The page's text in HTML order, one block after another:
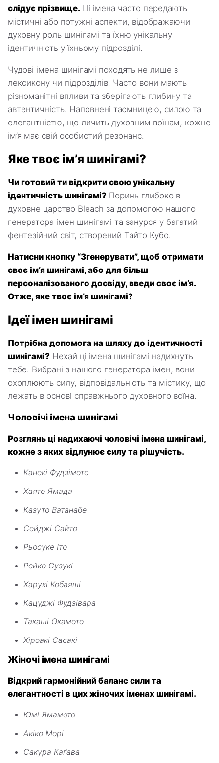
слідує прізвище. Ці імена часто передають
містичні або потужні аспекти, відображаючи
духовну роль шинігамі та їхню унікальну
ідентичність у їхньому підрозділі.
Чудові імена шинігамі походять не лише з
лексикону чи підрозділів. Часто вони мають
різноманітні впливи та зберігають глибину та
автентичність. Наповнені таємницею, силою та
елегантністю, що личить духовним воїнам, кожне
ім’я має свій особистий резонанс.
Яке твоє ім’я шинігамі?
Чи готовий ти відкрити свою унікальну
ідентичність шинігамі? Поринь глибоко в
духовне царство Bleach за допомогою нашого
генератора імен шинігамі та занурся у багатий
фентезійний світ, створений Тайто Кубо.
Натисни кнопку “Згенерувати”, щоб отримати
своє ім’я шинігамі, або для більш
персоналізованого досвіду, введи своє ім’я.
Отже, яке твоє ім’я шинігамі?
Ідеї імен шинігамі
Потрібна допомога на шляху до ідентичності
шинігамі? Нехай ці імена шинігамі надихнуть
тебе. Вибрані з нашого генератора імен, вони
охоплюють силу, відповідальність та містику, що
лежать в основі справжнього духовного воїна.
Чоловічі імена шинігамі
Розглянь ці надихаючі чоловічі імена шинігамі,
кожне з яких відлунює силу та рішучість.
Канекі Фудзімото
Хаято Ямада
Казуто Ватанабе
Сейджі Сайто
Рьосуке Іто
Рейко Сузукі
Харукі Кобаяші
Кацуджі Фудзівара
Такаші Окамото
Хіроакі Сасакі
Жіночі імена шинігамі
Відкрий гармонійний баланс сили та
елегантності в цих жіночих іменах шинігамі.
Юмі Ямамото
Акіко Морі
Сакура Каґава